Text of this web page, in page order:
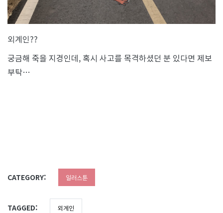
외계인??
궁금해 죽을 지경인데, 혹시 사고를 목격하셨던 분 있다면 제보
부탁…
CATEGORY: 일러스툰
TAGGED: 외계인